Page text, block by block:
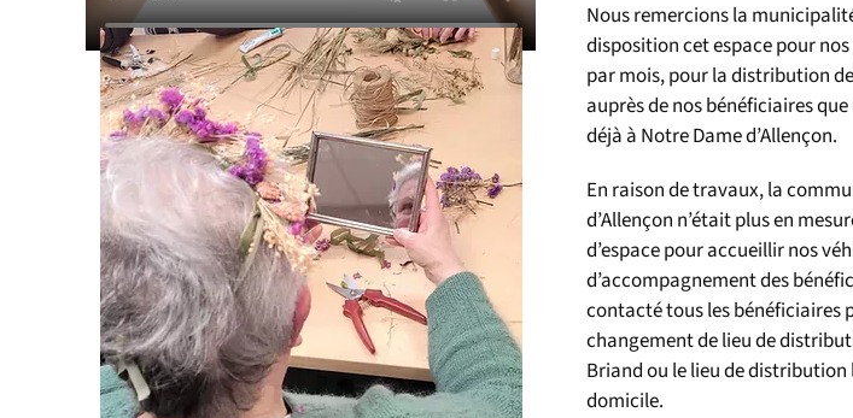
Nous remercions la
disposition cet espace pour
par mois, pour la distribution
auprès de nos bénéficiaires
déjà à Notre Dame d’Allençon.
En raison de travaux, la
d’Allençon n’était plus en
d’espace pour accueillir nos
d’accompagnement des
contacté tous les bénéficiaires
changement de lieu de
Briand ou le lieu de distribution
domicile.